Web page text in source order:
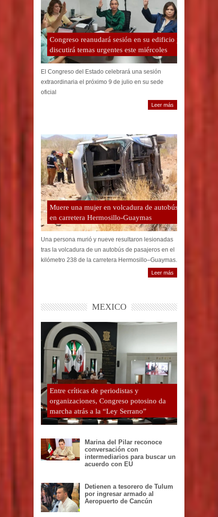
Congreso reanudará sesión en su edificio y
discutirá temas urgentes este miércoles
El Congreso del Estado celebrará una sesión
extraordinaria el próximo 9 de julio en su sede
oficial
Leer más
Muere una mujer en volcadura de autobús
en carretera Hermosillo-Guaymas
Una persona murió y nueve resultaron lesionadas
tras la volcadura de un autobús de pasajeros en el
kilómetro 238 de la carretera Hermosillo–Guaymas.
Leer más
MEXICO
Entre críticas de periodistas y
organizaciones, Congreso potosino da
marcha atrás a la “Ley Serrano”
Marina del Pilar reconoce
conversación con
intermediarios para buscar un
acuerdo con EU
Detienen a tesorero de Tulum
por ingresar armado al
Aeropuerto de Cancún